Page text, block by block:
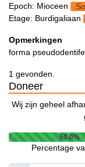
Epoch: Mioceen
Etage: Burdigaliaan
Opmerkingen
forma
1 gevonden.
Doneer
Wij zijn geheel
50.0%
Percentage